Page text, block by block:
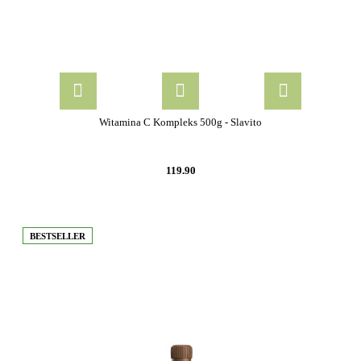
Witamina C Kompleks 500g - Slavito
119.90
BESTSELLER